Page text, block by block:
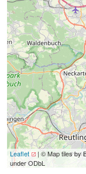
Leaflet
| © Map tiles by
under ODbL